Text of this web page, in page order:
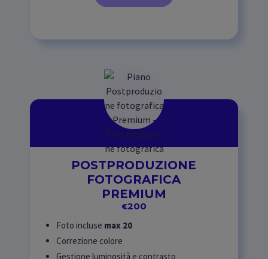
POSTPRODUZIONE
FOTOGRAFICA
PREMIUM
€200
Foto incluse max 20
Correzione colore
Gestione luminosità e contrasto